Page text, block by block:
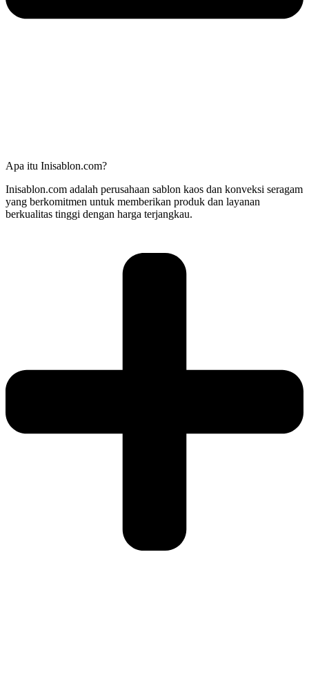
Apa itu Inisablon.com?
Inisablon.com adalah perusahaan sablon kaos dan konveksi seragam
yang berkomitmen untuk memberikan produk dan layanan
berkualitas tinggi dengan harga terjangkau.